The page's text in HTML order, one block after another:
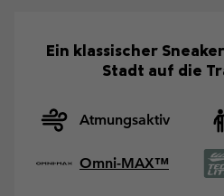
Ein klassischer
Stadt auf die
Atmungsaktiv
Omni-MAX™